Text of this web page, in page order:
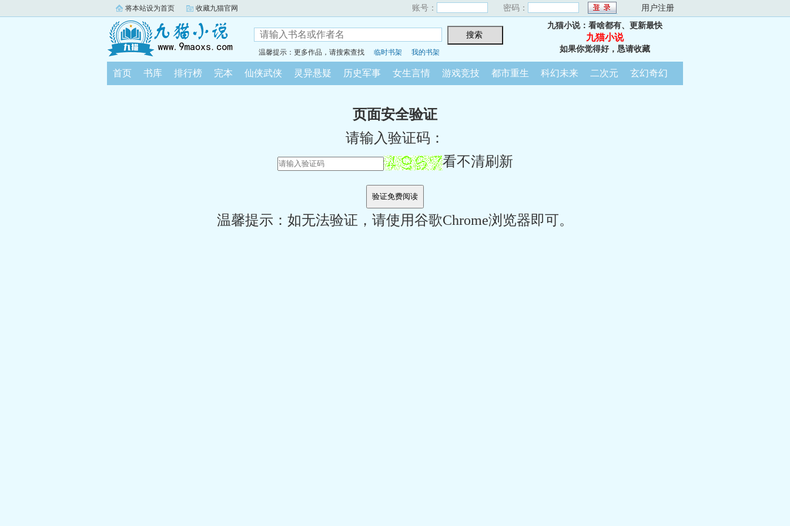
将本站设为首页 收藏九猫官网 账号： 密码： 用户注册
温馨提示：更多作品，请搜索查找 临时书架 我的书架
九猫小说：看啥都有、更新最快
九猫小说
如果你觉得好，恳请收藏
首页 书库 排行榜 完本 仙侠武侠 灵异悬疑 历史军事 女生言情 游戏竞技 都市重生 科幻未来 二次元 玄幻奇幻
页面安全验证
请输入验证码：
看不清刷新
温馨提示：如无法验证，请使用谷歌Chrome浏览器即可。